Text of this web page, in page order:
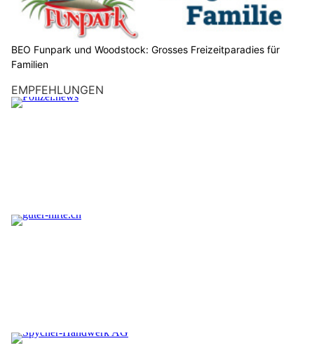
BEO Funpark und Woodstock: Grosses Freizeitparadies für
Familien
EMPFEHLUNGEN